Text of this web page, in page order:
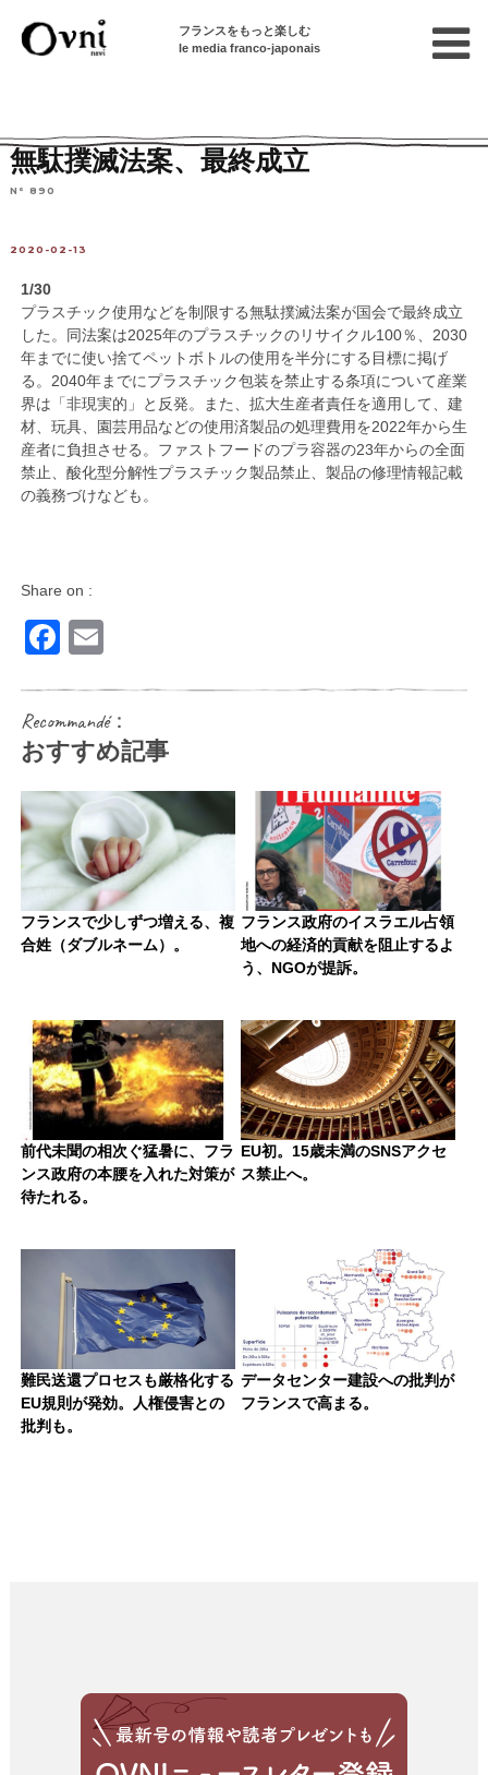
フランスをもっと楽しむ
le media franco-japonais
無駄撲滅法案、最終成立
N° 890
2020-02-13
1/30
プラスチック使用などを制限する無駄撲滅法案が国会で最終成立
した。同法案は2025年のプラスチックのリサイクル100％、2030
年までに使い捨てペットボトルの使用を半分にする目標に掲げ
る。2040年までにプラスチック包装を禁止する条項について産業
界は「非現実的」と反発。また、拡大生産者責任を適用して、建
材、玩具、園芸用品などの使用済製品の処理費用を2022年から生
産者に負担させる。ファストフードのプラ容器の23年からの全面
禁止、酸化型分解性プラスチック製品禁止、製品の修理情報記載
の義務づけなども。
Share on :
Facebook
Recommandé：
おすすめ記事
フランスで少しずつ増える、複
合姓（ダブルネーム）。
フランス政府のイスラエル占領
地への経済的貢献を阻止するよ
う、NGOが提訴。
前代未聞の相次ぐ猛暑に、フラ
ンス政府の本腰を入れた対策が
待たれる。
EU初。15歳未満のSNSアクセ
ス禁止へ。
難民送還プロセスも厳格化する
EU規則が発効。人権侵害との
批判も。
データセンター建設への批判が
フランスで高まる。